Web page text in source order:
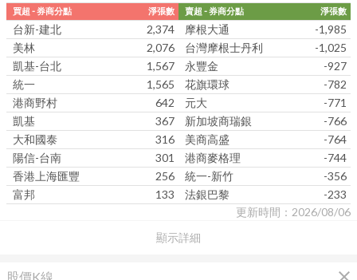
顯示詳細
買超 - 券商分點 淨張數
台新-建北
2,374
美林
2,076
凱基-台北
1,567
統一
1,565
港商野村
642
凱基
367
大和國泰
316
陽信-台南
301
香港上海匯豐
256
富邦
133
賣超 - 券商分點 淨張數
摩根大通
-1,985
台灣摩根士丹利
-1,025
永豐金
-927
花旗環球
-782
元大
-771
新加坡商瑞銀
-766
美商高盛
-764
港商麥格理
-744
統一-新竹
-356
法銀巴黎
-233
更新時間：2026/08/06
股價K線